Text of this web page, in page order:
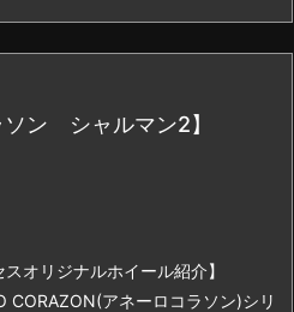
ン シャルマン2】
スオリジナルホイール紹介】
CORAZON(アネーロコラソン)シリ